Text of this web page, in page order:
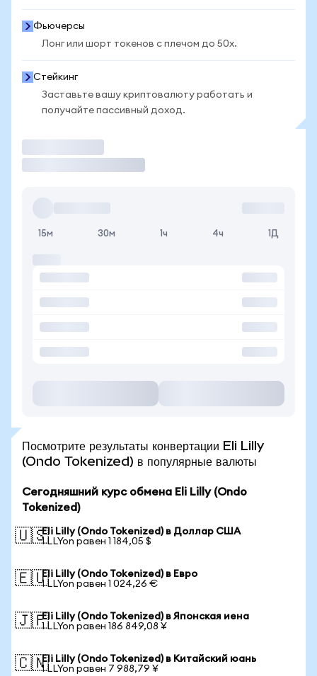
Фьючерсы
Лонг или шорт токенов с плечом до 50x.
Стейкинг
Заставьте вашу криптовалюту работать и
получайте пассивный доход.
15м 30м 1ч 4ч 1Д
Посмотрите результаты конвертации Eli Lilly
(Ondo Tokenized) в популярные валюты
Сегодняшний курс обмена Eli Lilly (Ondo
Tokenized)
🇺🇸Eli Lilly (Ondo Tokenized) в Доллар США
1 LLYon равен 1 184,05 $
🇪🇺Eli Lilly (Ondo Tokenized) в Евро
1 LLYon равен 1 024,26 €
🇯🇵Eli Lilly (Ondo Tokenized) в Японская иена
1 LLYon равен 186 849,08 ¥
🇨🇳Eli Lilly (Ondo Tokenized) в Китайский юань
1 LLYon равен 7 988,79 ¥